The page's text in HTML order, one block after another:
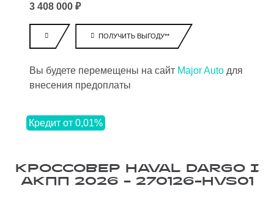
3 408 000 ₽
ПОЛУЧИТЬ ВЫГОДУ**
Вы будете перемещены на сайт Major Auto для
внесения предоплаты
Кредит от 0,01%
КРОССОВЕР HAVAL DARGO I
АКПП 2026 - 270126-HVS01